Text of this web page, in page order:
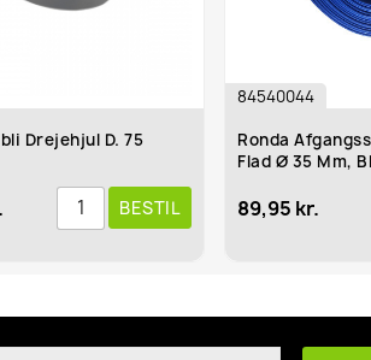
Ronda Afgangsslange I Metermål,
89,95 kr. BESTIL